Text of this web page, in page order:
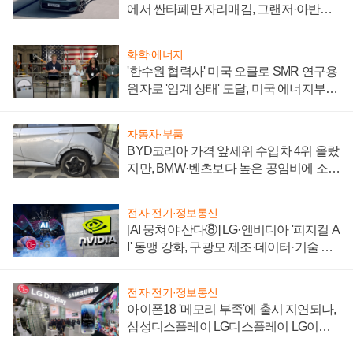
에서 싼타페만 자리매김, 그랜저·아반떼
화학·에너지
'한수원 협력사' 미국 오클로 SMR 연구용
원자로 '임계 상태' 도달, 미국 에너지부
자동차·부품
BYD코리아 가격 앞세워 수입차 4위 올랐
지만, BMW·벤츠보다 높은 공임비에 소비
전자·전기·정보통신
[AI 뭉쳐야 산다⑧] LG·엔비디아 '피지컬 A
I' 동맹 강화, 구광모 제조·데이터·기술 결
전자·전기·정보통신
아이폰18 '메모리 부족'에 출시 지연되나,
삼성디스플레이 LG디스플레이 LG이노